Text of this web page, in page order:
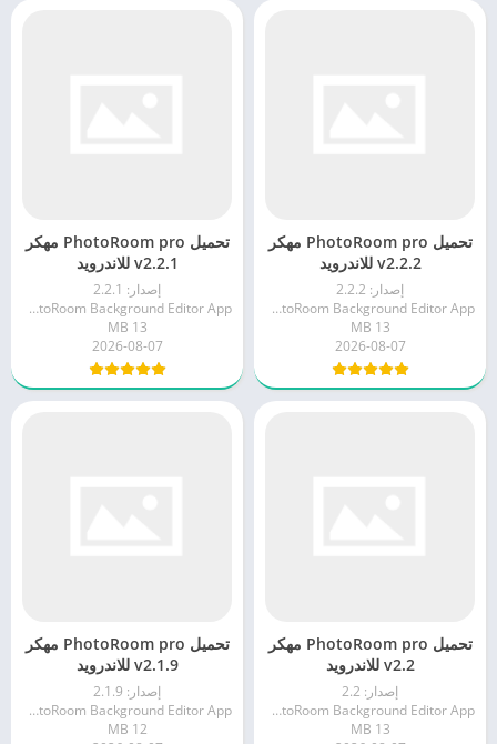
تحميل PhotoRoom pro مهكر
v2.2.2 للاندرويد
إصدار: 2.2.2
PhotoRoom Background Editor App
13 MB
2026-08-07
تحميل PhotoRoom pro مهكر
v2.2.1 للاندرويد
إصدار: 2.2.1
PhotoRoom Background Editor App
13 MB
2026-08-07
تحميل PhotoRoom pro مهكر
v2.2 للاندرويد
إصدار: 2.2
PhotoRoom Background Editor App
13 MB
تحميل PhotoRoom pro مهكر
v2.1.9 للاندرويد
إصدار: 2.1.9
PhotoRoom Background Editor App
12 MB